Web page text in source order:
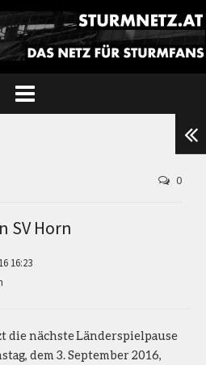
0
SV Horn
16:23
die nächste Länderspielpause
dem 3. September 2016,